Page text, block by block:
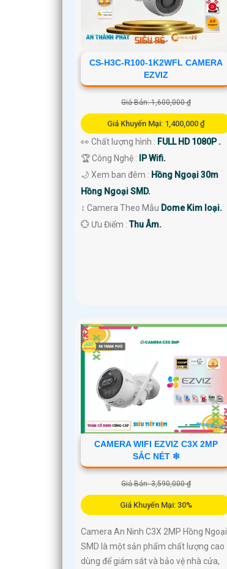
CS-H3C-R100-1K2WFL CAMERA
EZVIZ
Giá Bán: 1,600,000 ₫
Giá Khuyến Mại: 1,400,000 ₫
👀 Chất lượng hình : FULL HD 1080P .
🏆 Công Nghệ :
IP Wifi.
🌙 Xem ban đêm : Hồng Ngoại 30m
Hồng Ngoại SMD.
↕️ Camera Theo Mẫu Dome Kim loại.
️💮 Ưu Điểm :Thu Âm.
CAMERA WIFI EZVIZ C3X 2MP
SẮC NÉT ❇
Giá Bán: 3,590,000 ₫
Giá Khuyến Mại: 30%
Camera An Ninh C3X 2MP Hồng Ngoại
SMD là một sản phẩm chất lượng cao
dùng để giám sát và bảo vệ nhà cửa,